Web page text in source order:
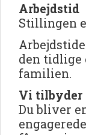
Arbejdstid
Stillingen
den tidlige
familien.
Vi tilbyder
Du bliver